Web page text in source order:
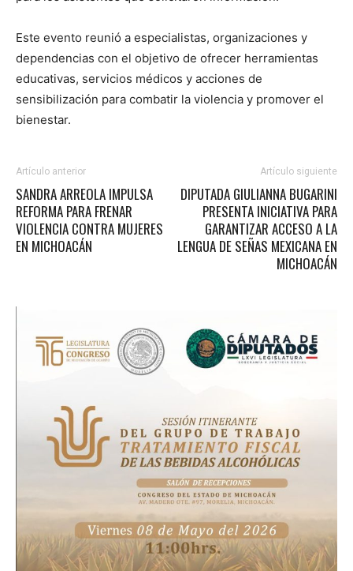
Este evento reunió a especialistas, organizaciones y
dependencias con el objetivo de ofrecer herramientas
educativas, servicios médicos y acciones de
sensibilización para combatir la violencia y promover el
bienestar.
Artículo anterior
SANDRA ARREOLA IMPULSA
REFORMA PARA FRENAR
VIOLENCIA CONTRA MUJERES
EN MICHOACÁN
Artículo siguiente
DIPUTADA GIULIANNA BUGARINI
PRESENTA INICIATIVA PARA
GARANTIZAR ACCESO A LA
LENGUA DE SEÑAS MEXICANA EN
MICHOACÁN